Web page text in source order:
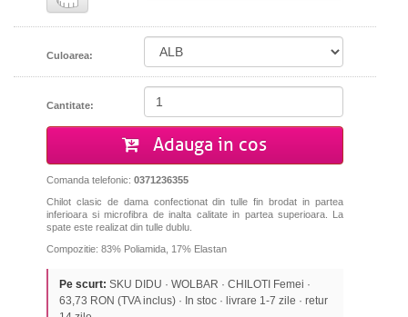
Culoarea:
Cantitate:
Adauga in cos
Comanda telefonic: 0371236355
Chilot clasic de dama confectionat din tulle fin brodat in partea
inferioara si microfibra de inalta calitate in partea superioara. La
spate este realizat din tulle dublu.
Compozitie: 83% Poliamida, 17% Elastan
Pe scurt: SKU DIDU · WOLBAR · CHILOTI Femei ·
63,73 RON (TVA inclus) · In stoc · livrare 1-7 zile · retur